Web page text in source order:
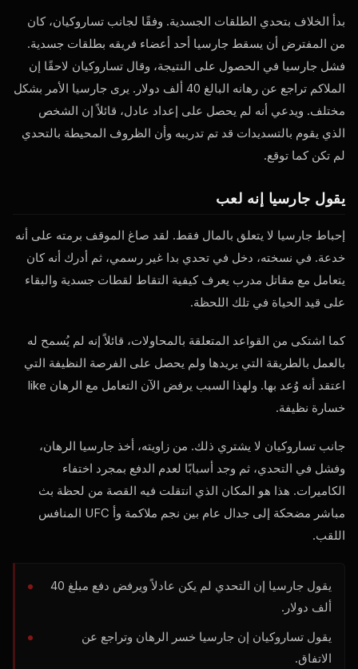
بدأ الخلاف بتحدي الطلقات الجسدية. وفقًا لجانب تساروكيان، كان
من المفترض أن يسقط جارسيا أحد أعضاء فريقه بطلقات جسدية.
فشل جارسيا في الحصول على النتيجة، وقال تساروكيان لاحقًا إن
الملاكم تراجع عن رهانه البالغ 40 ألف دولار. يرى جارسيا الأمر بشكل
مختلف. ويدعي أنه لم يحصل على إعداد عادل، قائلاً إن الشخص
الذي يقوم بالتسديدات قد تم تدريبه وأن الظروف المحيطة بالتحدي
لم تكن كما توقع.
يقول جارسيا إنه لعب
إحباط جارسيا لا يتعلق بالمال فقط. لقد صاغ الموقف برمته على أنه
خدعة. في نسخته، دخل في تحدي بدا غير رسمي، ثم أدرك أنه كان
يتعامل مع مقاتل مدرب يعرف كيفية التقاط لقطات جسدية والبقاء
على قيد الحياة في تلك اللحظة.
كما اشتكى من القواعد المتعلقة بالمحاولات، قائلاً إنه لم يُسمح له
بالعمل بالطريقة التي يريدها ولم يحصل على الفرصة النظيفة التي
اعتقد أنه وُعد بها. ولهذا السبب يرفض الآن التعامل مع الرهان like
خسارة نظيفة.
جانب تساروكيان لا يشتري ذلك. من زاويته، أخذ جارسيا الرهان،
وفشل في التحدي، ثم وجد أسبابًا لعدم الدفع بمجرد اختفاء
الكاميرات. هذا هو المكان الذي انتقلت فيه القصة من لحظة بث
مباشر مضحكة إلى جدال عام بين نجم ملاكمة وأ UFC المنافس
اللقب.
يقول جارسيا إن التحدي لم يكن عادلاً ويرفض دفع مبلغ 40
ألف دولار.
يقول تساروكيان إن جارسيا خسر الرهان وتراجع عن
الاتفاق.